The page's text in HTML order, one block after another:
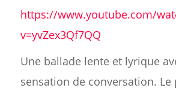
https://www.youtube.com/
v=yvZex3Qf7QQ
Une ballade lente et lyrique
sensation de conversation. Le